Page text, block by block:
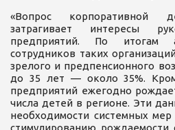
«Вопрос корпоративной
затрагивает интересы
предприятий. По итогам
сотрудников таких
зрелого и предпенсионного
до 35 лет — около 35%.
предприятий ежегодно
числа детей в регионе. Эти
необходимости системных
стимулированию рождаемости